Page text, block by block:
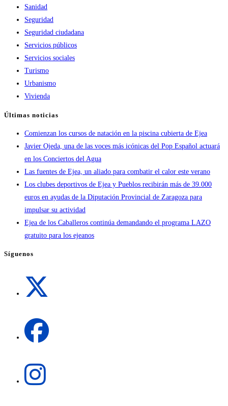
Sanidad
Seguridad
Seguridad ciudadana
Servicios públicos
Servicios sociales
Turismo
Urbanismo
Vivienda
Últimas noticias
Comienzan los cursos de natación en la piscina cubierta de Ejea
Javier Ojeda, una de las voces más icónicas del Pop Español actuará
en los Conciertos del Agua
Las fuentes de Ejea, un aliado para combatir el calor este verano
Los clubes deportivos de Ejea y Pueblos recibirán más de 39.000
euros en ayudas de la Diputación Provincial de Zaragoza para
impulsar su actividad
Ejea de los Caballeros continúa demandando el programa LAZO
gratuito para los ejeanos
Síguenos
pestaña
abre
abre